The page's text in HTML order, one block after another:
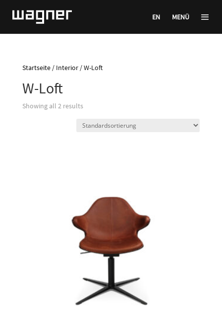
EN MENÜ
Startseite/ Interior/ W-Loft
W-Loft
Showing all 2 results